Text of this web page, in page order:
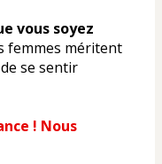
vous soyez
femmes méritent
se sentir
! Nous